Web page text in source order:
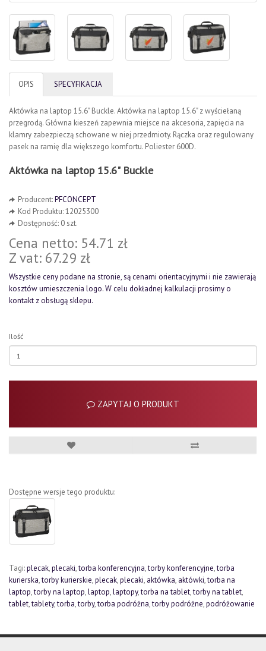
OPIS SPECYFIKACJA
Aktówka na laptop 15.6" Buckle. Aktówka na laptop 15.6" z wyściełaną
przegrodą. Główna kieszeń zapewnia miejsce na akcesoria, zapięcia na
klamry zabezpieczą schowane w niej przedmioty. Rączka oraz regulowany
pasek na ramię dla większego komfortu. Poliester 600D.
Aktówka na laptop 15.6" Buckle
Producent:PFCONCEPT
Kod Produktu: 12025300
Dostępność: 0 szt.
Cena netto: 54.71 zł
Z vat: 67.29 zł
Wszystkie ceny podane na stronie, są cenami orientacyjnymi i nie zawierają
kosztów umieszczenia logo. W celu dokładnej kalkulacji prosimy o
kontakt z obsługą sklepu.
Ilość
ZAPYTAJ O PRODUKT
Dostępne wersje tego produktu:
Tagi:plecak,plecaki,torba konferencyjna,torby konferencyjne,torba
kurierska,torby kurierskie,plecak,plecaki, aktówka, aktówki,torba na
laptop,torby na laptop,laptop,laptopy,torba na tablet,torby na tablet,
tablet,tablety,torba,torby,torba podróżna,torby podróżne,podróżowanie